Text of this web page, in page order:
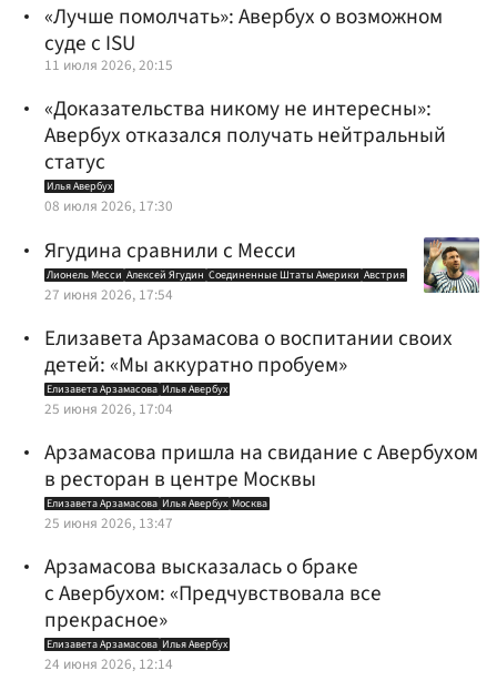
«Лучше помолчать»: Авербух о возможном
суде с ISU
11 июля 2026, 20:15
«Доказательства никому не интересны»:
Авербух отказался получать нейтральный
статус
Илья Авербух
08 июля 2026, 17:30
Ягудина сравнили с Месси
Лионель Месси Алексей Ягудин Соединенные Штаты Америки Австрия
27 июня 2026, 17:54
Елизавета Арзамасова о воспитании своих
детей: «Мы аккуратно пробуем»
Елизавета Арзамасова Илья Авербух
25 июня 2026, 17:04
Арзамасова пришла на свидание с Авербухом
в ресторан в центре Москвы
Елизавета Арзамасова Илья Авербух Москва
25 июня 2026, 13:47
Арзамасова высказалась о браке
с Авербухом: «Предчувствовала все
прекрасное»
Елизавета Арзамасова Илья Авербух
24 июня 2026, 12:14